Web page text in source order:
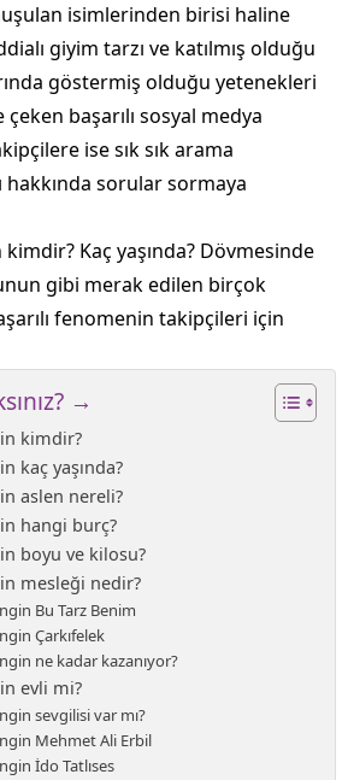
isimlerinden birisi haline
giyim tarzı ve katılmış olduğu
göstermiş olduğu yetenekleri
başarılı sosyal medya
ise sık sık arama
hakkında sorular sormaya
Kaç yaşında? Dövmesinde
gibi merak edilen birçok
fenomenin takipçileri için
→
kimdir?
kaç yaşında?
aslen nereli?
hangi burç?
boyu ve kilosu?
mesleği nedir?
Bu Tarz Benim
Çarkıfelek
ne kadar kazanıyor?
evli mi?
sevgilisi var mı?
Mehmet Ali Erbil
İdo Tatlıses